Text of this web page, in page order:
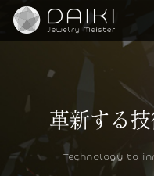
Technology to